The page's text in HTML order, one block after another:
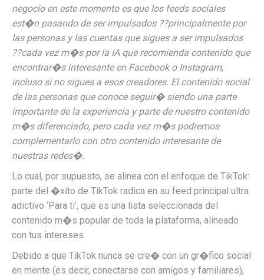
negocio en este momento es que los feeds sociales
est�n pasando de ser impulsados ??principalmente por
las personas y las cuentas que sigues a ser impulsados
??cada vez m�s por la IA que recomienda contenido que
encontrar�s interesante en Facebook o Instagram,
incluso si no sigues a esos creadores. El contenido social
de las personas que conoce seguir� siendo una parte
importante de la experiencia y parte de nuestro contenido
m�s diferenciado, pero cada vez m�s podremos
complementarlo con otro contenido interesante de
nuestras redes�.
Lo cual, por supuesto, se alinea con el enfoque de TikTok:
parte del �xito de TikTok radica en su feed principal ultra
adictivo ‘Para ti’, que es una lista seleccionada del
contenido m�s popular de toda la plataforma, alineado
con tus intereses.
Debido a que TikTok nunca se cre� con un gr�fico social
en mente (es decir, conectarse con amigos y familiares),